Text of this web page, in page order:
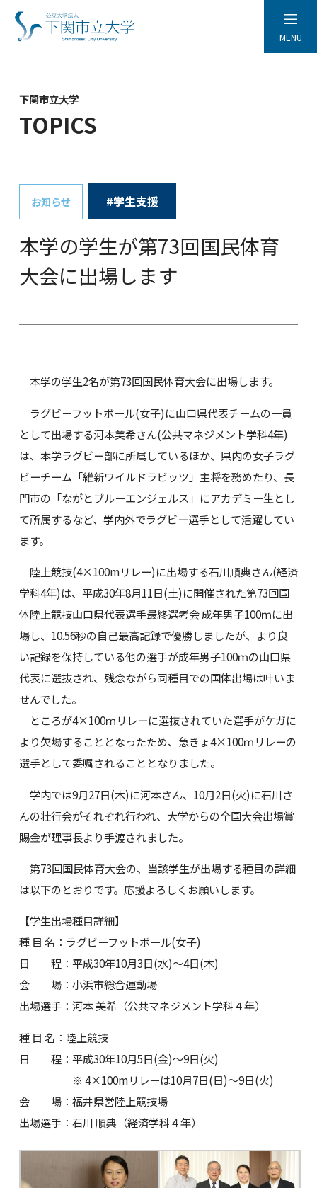
MENU
下関市立大学
TOPICS
お知らせ #学生支援
本学の学生が第73回国民体育
大会に出場します
本学の学生2名が第73回国民体育大会に出場します。
ラグビーフットボール(女子)に山口県代表チームの一員
として出場する河本美希さん(公共マネジメント学科4年)
は、本学ラグビー部に所属しているほか、県内の女子ラグ
ビーチーム「維新ワイルドラビッツ」主将を務めたり、長
門市の「ながとブルーエンジェルス」にアカデミー生とし
て所属するなど、学内外でラグビー選手として活躍してい
ます。
陸上競技(4×100mリレー)に出場する石川順典さん(経済
学科4年)は、平成30年8月11日(土)に開催された第73回国
体陸上競技山口県代表選手最終選考会 成年男子100ｍに出
場し、10.56秒の自己最高記録で優勝しましたが、より良
い記録を保持している他の選手が成年男子100ｍの山口県
代表に選抜され、残念ながら同種目での国体出場は叶いま
せんでした。
ところが4×100ｍリレーに選抜されていた選手がケガに
より欠場することとなったため、急きょ4×100ｍリレーの
選手として委嘱されることとなりました。
学内では9月27日(木)に河本さん、10月2日(火)に石川さ
んの壮行会がそれぞれ行われ、大学からの全国大会出場賞
賜金が理事長より手渡されました。
第73回国民体育大会の、当該学生が出場する種目の詳細
は以下のとおりです。応援よろしくお願いします。
【学生出場種目詳細】
種 目 名：ラグビーフットボール(女子)
日 程：平成30年10月3日(水)～4日(木)
会 場：小浜市総合運動場
出場選手：河本 美希（公共マネジメント学科４年）
種 目 名：陸上競技
日 程：平成30年10月5日(金)～9日(火)
※ 4×100mリレーは10月7日(日)～9日(火)
会 場：福井県営陸上競技場
出場選手：石川 順典（経済学科４年）